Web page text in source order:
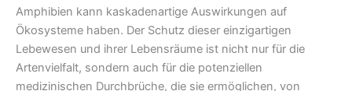
Amphibien kann kaskadenartige Auswirkungen auf
Ökosysteme haben. Der Schutz dieser einzigartigen
Lebewesen und ihrer Lebensräume ist nicht nur für die
Artenvielfalt, sondern auch für die potenziellen
medizinischen Durchbrüche, die sie ermöglichen, von